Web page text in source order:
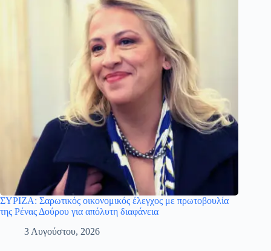
ΣΥΡΙΖΑ: Σαρωτικός οικονομικός έλεγχος με πρωτοβουλία
της Ρένας Δούρου για απόλυτη διαφάνεια
3 Αυγούστου, 2026